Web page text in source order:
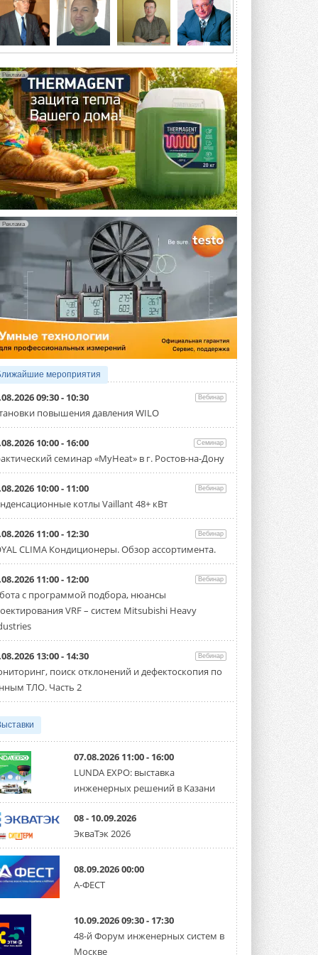
4 АВГУСТА 2026
Тепловые насосы в связке с
солнечной генерацией и
потребление на 60%
Исследователи из Италии установили ...
4 АВГУСТА 2026
«РУСКЛИМАТ Fest 2026» в Уфе
собрал свыше 700 профи
климатической отрасли
Организатором выступил торгово-
производственный холдинг ...
3 АВГУСТА 2026
«Датарк» испытал модульный
ЦОД с плотностью 54 кВт на
стойку
Испытания прошли на собственной
производственной площадке и были ...
3 АВГУСТА 2026
Samsung выпускает VRF-
систему DVM на R32
Линейка включает семь типоразмеров
производительностью от 22,4 до 56 кВт.
Суммарная длина трубопроводов ...
3 АВГУСТА 2026
«СиСофт Девелопмент» подвел
итоги конкурса студенческих
проектов «ТИМ-лидеры 2026»
Новый сезон конкурса «ТИМ-лидеры»
стартует уже в сентябре 2026 года ...
3 АВГУСТА 2026
«Русклимат» укрепляет
партнёрство за Уралом
Президент Омского землячества в
Москве Михаил Тимошенко посетил
Омск с трёхдневным рабочим визитом ...
Carrier модернизирует
флагманский чиллер AquaEdge
19XR
Чиллер получил новую версию,
работающую на хладагенте R1234ze ...
31 ИЮЛЯ 2026
направление систем
Mitsubishi Electric создаёт в США новую
компанию MEHITS US Inc. ...
комиссия по связи США (FCC) обновила
свой специальный перечень Covered ...
Уже через месяц в России
можно будет устанавливать
солнечные панели в МКД
С 1 сентября снимается запрет на
микрогенерацию в многоквартирных ...
30 ИЮЛЯ 2026
двигателями Sysimple TRS EC
прямоугольный канальный ...
30 ИЮЛЯ 2026
Реклама
Реклама
мероприятия
09:30 - 10:30 Вебинар
повышения давления WILO
10:00 - 16:00 Семинар
семинар «MyHeat» в г. Ростов-на-Дону
10:00 - 11:00 Вебинар
котлы Vaillant 48+ кВт
11:00 - 12:30 Вебинар
CLIMA Кондиционеры. Обзор ассортимента.
11:00 - 12:00 Вебинар
с программой подбора, нюансы
VRF – систем Mitsubishi Heavy
13:00 - 14:30 Вебинар
поиск отклонений и дефектоскопия по
ТЛО. Часть 2
07.08.2026 11:00 - 16:00
LUNDA EXPO: выставка
инженерных решений в Казани
08 - 10.09.2026
ЭкваТэк 2026
08.09.2026 00:00
А-ФЕСТ
10.09.2026 09:30 - 17:30
48-й Форум инженерных систем в
Москве